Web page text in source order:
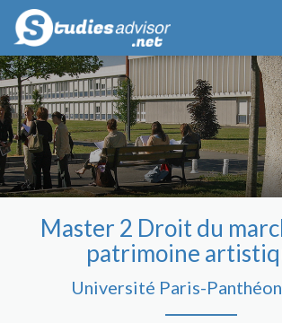
Master 2 Droit du
patrimoine
Université Paris-